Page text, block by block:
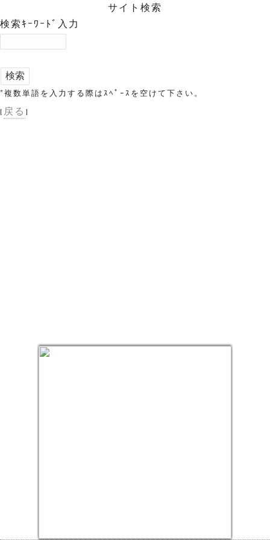
サイト検索
検索ｷｰﾜｰﾄﾞ入力
*複数単語を入力する際はｽﾍﾟｰｽを空けて下さい。
[ 戻る ]